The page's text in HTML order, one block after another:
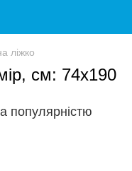
ліжко
см: 74х190
популярністю